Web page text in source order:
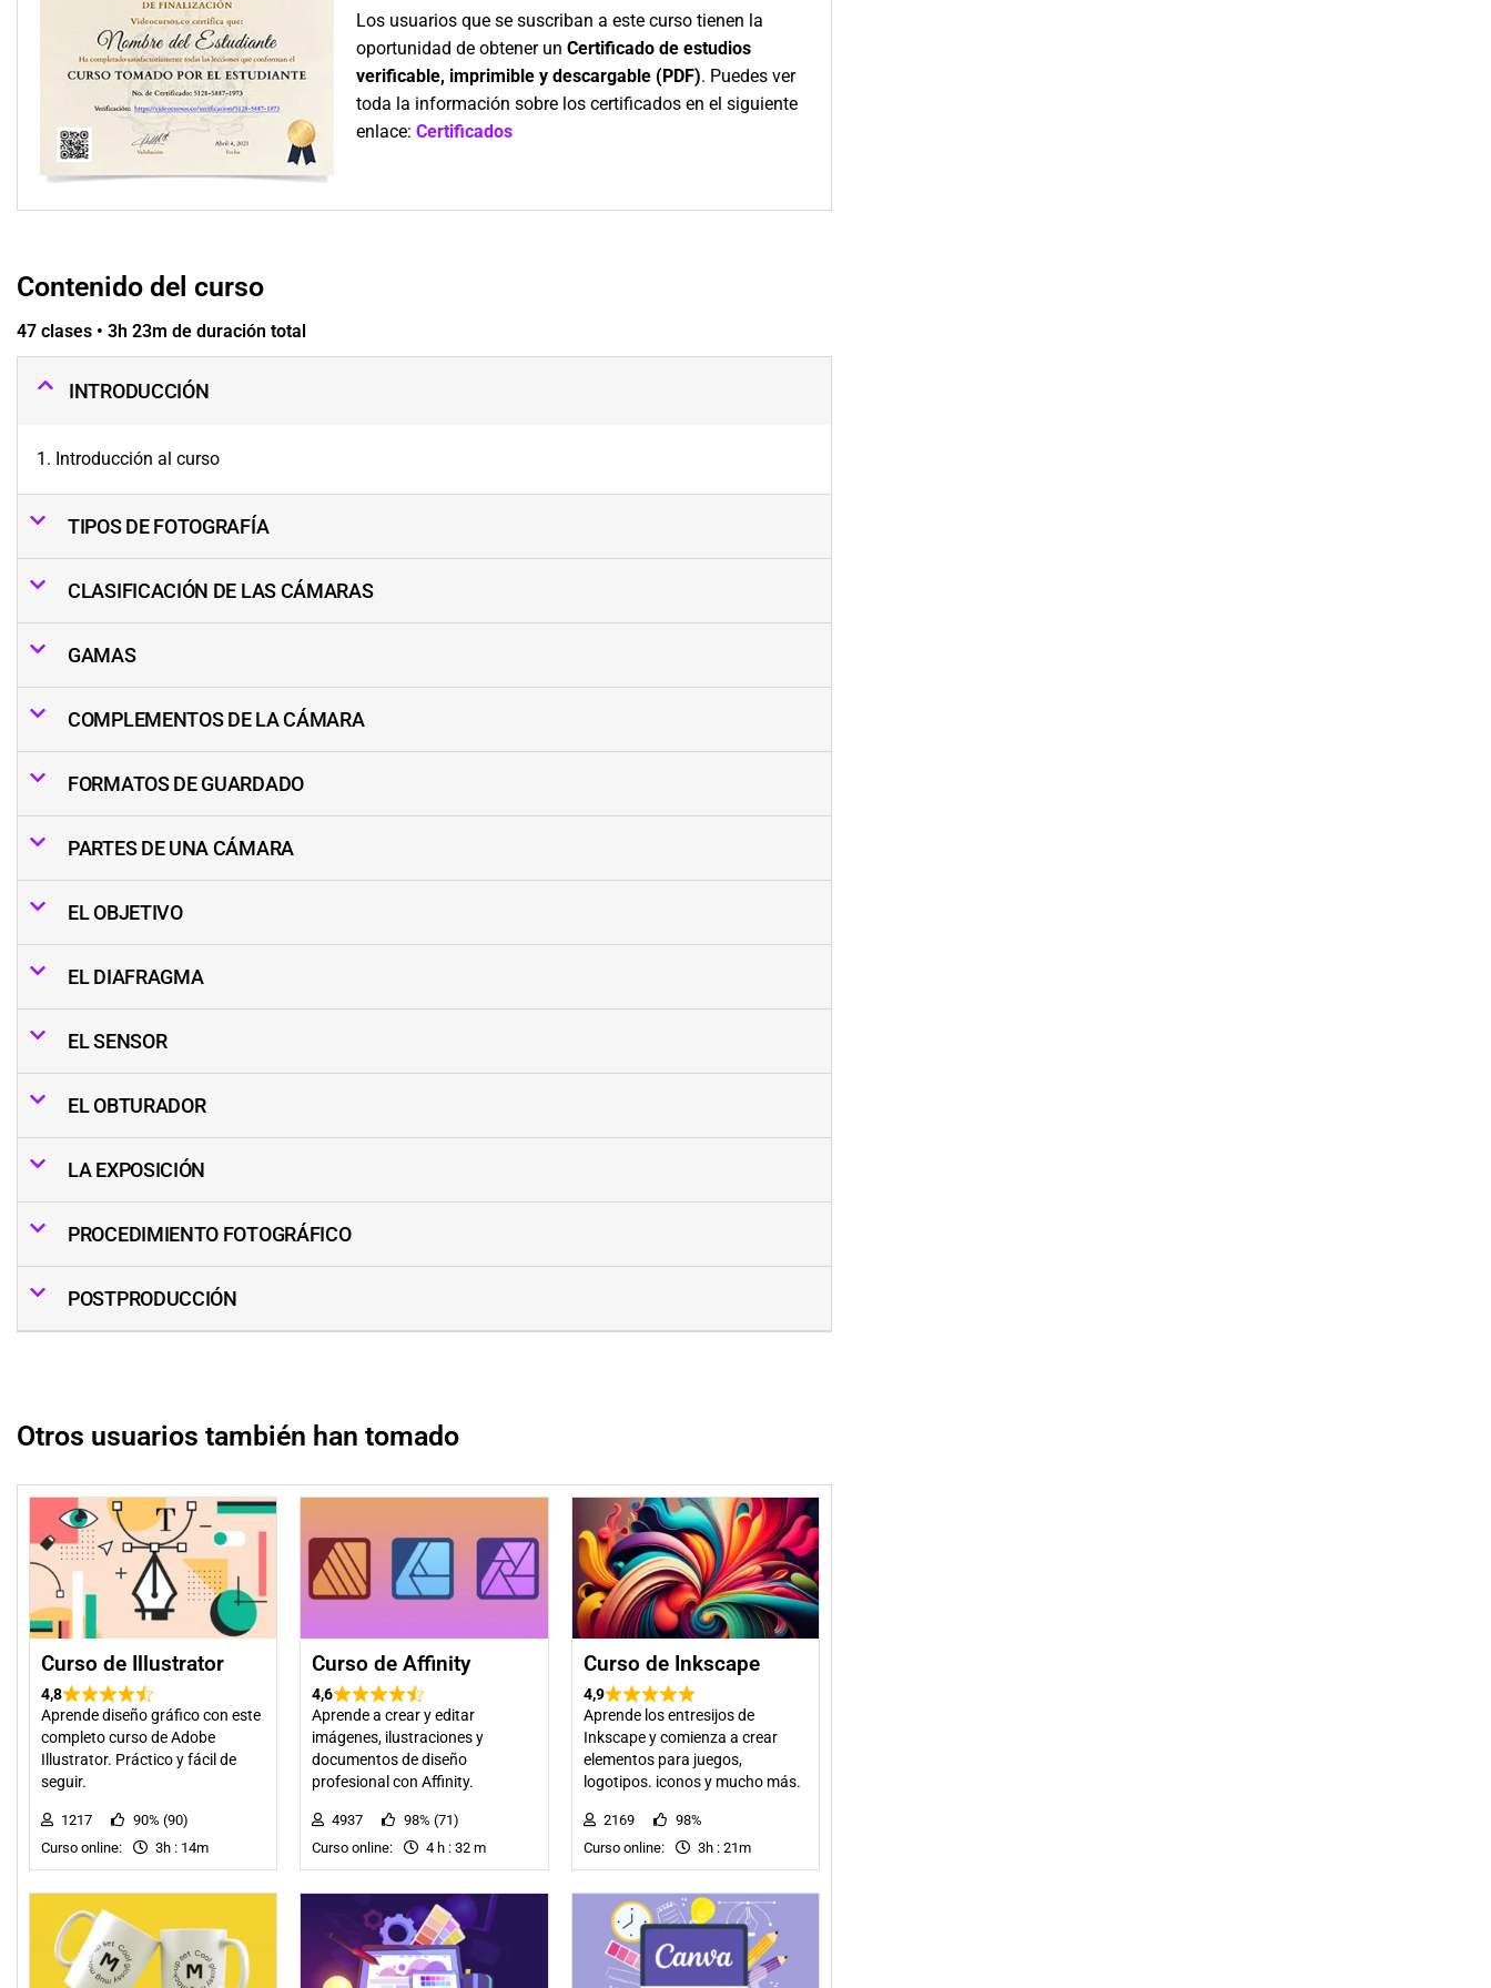
Los usuarios que se suscriban a este curso tienen la
oportunidad de obtener unCertificado de estudios
verificable, imprimible y descargable (PDF). Puedes ver
toda la información sobre los certificados en el siguiente
enlace:Certificados
Contenido del curso
47 clases • 3h 23m de duración total
INTRODUCCIÓN
1. Introducción al curso
TIPOS DE FOTOGRAFÍA
CLASIFICACIÓN DE LAS CÁMARAS
GAMAS
COMPLEMENTOS DE LA CÁMARA
FORMATOS DE GUARDADO
PARTES DE UNA CÁMARA
EL OBJETIVO
EL DIAFRAGMA
EL SENSOR
EL OBTURADOR
LA EXPOSICIÓN
PROCEDIMIENTO FOTOGRÁFICO
POSTPRODUCCIÓN
Otros usuarios también han tomado
Curso de Illustrator
4,8
Aprende diseño gráfico con este
completo curso de Adobe
Illustrator. Práctico y fácil de
seguir.
1217
90% (90)
Curso online:
3h : 14m
Curso de Affinity
4,6
Aprende a crear y editar
imágenes, ilustraciones y
documentos de diseño
profesional con Affinity.
4937
98% (71)
Curso online:
4 h : 32 m
Curso de Inkscape
4,9
Aprende los entresijos de
Inkscape y comienza a crear
elementos para juegos,
logotipos. iconos y mucho más.
2169
98%
Curso online:
3h : 21m